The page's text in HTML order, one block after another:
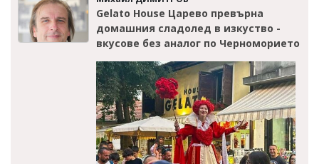
Gelato House Царево превърна
домашния сладолед в изкуство -
вкусове без аналог по Черноморието